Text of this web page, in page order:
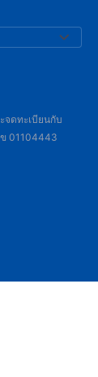
จดทะเบียนกับ
ข 01104443